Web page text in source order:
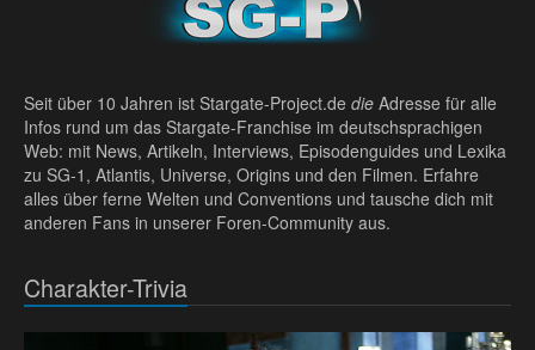
Seit über 10 Jahren ist Stargate-Project.de die Adresse für alle
Infos rund um das Stargate-Franchise im deutschsprachigen
Web: mit News, Artikeln, Interviews, Episodenguides und Lexika
zu SG-1, Atlantis, Universe, Origins und den Filmen. Erfahre
alles über ferne Welten und Conventions und tausche dich mit
anderen Fans in unserer Foren-Community aus.
Charakter-Trivia